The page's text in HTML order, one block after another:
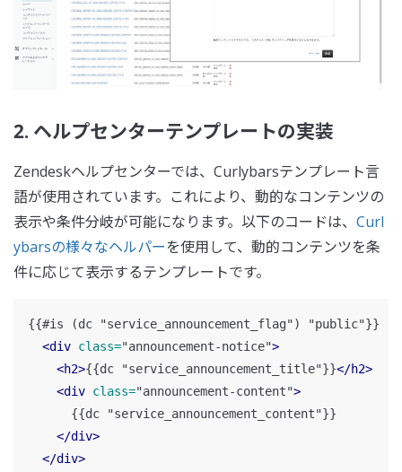
2. ヘルプセンターテンプレートの実装
Zendeskヘルプセンターでは、Curlybarsテンプレート言
語が使用されています。これにより、動的なコンテンツの
表示や条件分岐が可能になります。以下のコードは、 Curl
ybarsの様々なヘルパーを使用して、動的コンテンツを条
件に応じて表示するテンプレートです。
{{#is (dc "service_announcement_flag") "public"}}
<div class="announcement-notice">
<h2>{{dc "service_announcement_title"}}</h2>
<div class="announcement-content">
      {{dc "service_announcement_content"}}
</div>
</div>